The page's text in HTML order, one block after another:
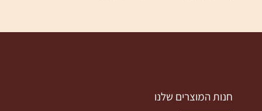
חנות המוצרים שלנו